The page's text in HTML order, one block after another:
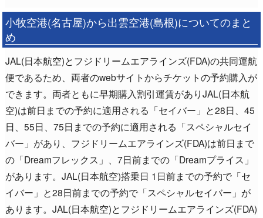
小牧空港(名古屋)から出雲空港(島根)についてのまと
め
JAL(日本航空)とフジドリームエアラインズ(FDA)の共同運航
便であるため、両者のwebサイトからチケットの予約購入が
できます。両者ともに早期購入割引運賃がありJAL(日本航
空)は前日までの予約に適用される「セイバー」と28日、45
日、55日、75日までの予約に適用される「スペシャルセイ
バー」があり、フジドリームエアラインズ(FDA)は前日まで
の「Dreamフレックス」、7日前までの「Dreamプライス」
があります。JAL(日本航空)搭乗日 1日前までの予約で「セ
イバー」と28日前までの予約で「スペシャルセイバー」が
あります。JAL(日本航空)とフジドリームエアラインズ(FDA)